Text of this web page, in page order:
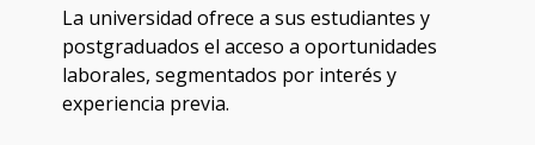
La universidad ofrece a sus estudiantes y
postgraduados el acceso a oportunidades
laborales, segmentados por interés y
experiencia previa.